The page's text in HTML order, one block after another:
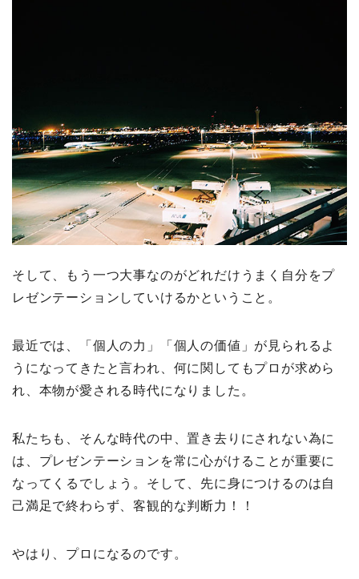
そして、もう一つ大事なのがどれだけうまく自分をプ
レゼンテーションしていけるかということ。
最近では、「個人の力」「個人の価値」が見られるよ
うになってきたと言われ、何に関してもプロが求めら
れ、本物が愛される時代になりました。
私たちも、そんな時代の中、置き去りにされない為に
は、プレゼンテーションを常に心がけることが重要に
なってくるでしょう。そして、先に身につけるのは自
己満足で終わらず、客観的な判断力！！
やはり、プロになるのです。